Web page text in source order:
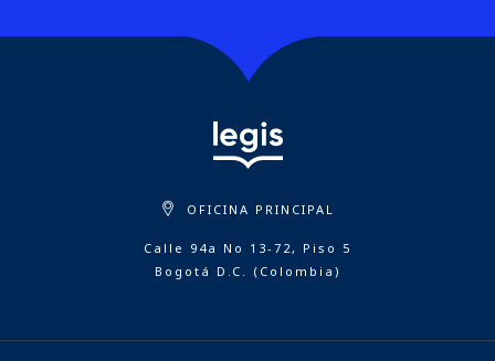
OFICINA PRINCIPAL
Calle 94a No 13-72, Piso 5
Bogotá D.C. (Colombia)